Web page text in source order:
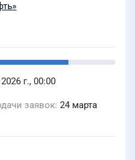
г., 00:00
заявок 24 марта